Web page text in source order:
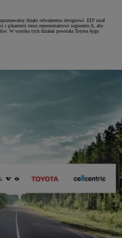
dzięki odważnemu designowi. ED² miał
i pikanterii temu reprezentantowi segmentu A, aby
W wyniku tych działań powstała Toyota Aygo